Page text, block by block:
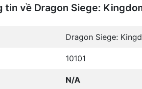
tin về Dragon Siege:
Dragon Siege:
10101
N/A